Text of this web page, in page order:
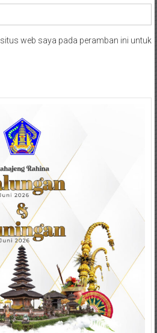
web saya pada peramban ini untuk